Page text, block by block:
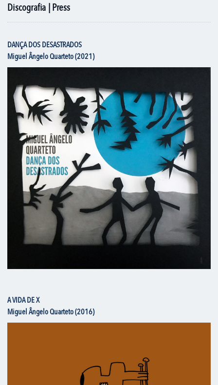
Discografia | Press
DANÇA DOS DESASTRADOS
Miguel Ângelo Quarteto (2021)
A VIDA DE X
Miguel Ângelo Quarteto (2016)